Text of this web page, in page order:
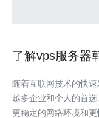
了解vps服务器
随着互联网技术的快
越多企业和个人的首
更稳定的网络环境和更